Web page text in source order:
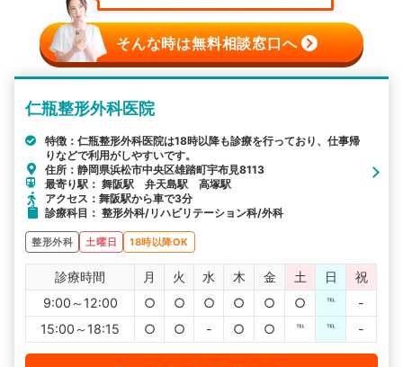
そんな時は無料相談窓口へ
仁瓶整形外科医院
特徴：仁瓶整形外科医院は18時以降も診療を行っており、仕事帰
りなどで利用がしやすいです。
住所：静岡県浜松市中央区雄踏町宇布見8113
最寄り駅： 舞阪駅 弁天島駅 高塚駅
アクセス：舞阪駅から車で3分
診療科目： 整形外科/リハビリテーション科/外科
整形外科 土曜日 18時以降OK
診療時間 月 火 水 木 金 土 日
祝
9:00～12:00
○ ○ ○ ○ ○ ○ ℡
-
15:00～18:15
○ ○ - ○ ○ ℡ ℡ -